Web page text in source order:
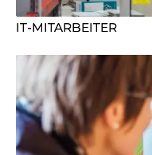
IT-MITARBEITER